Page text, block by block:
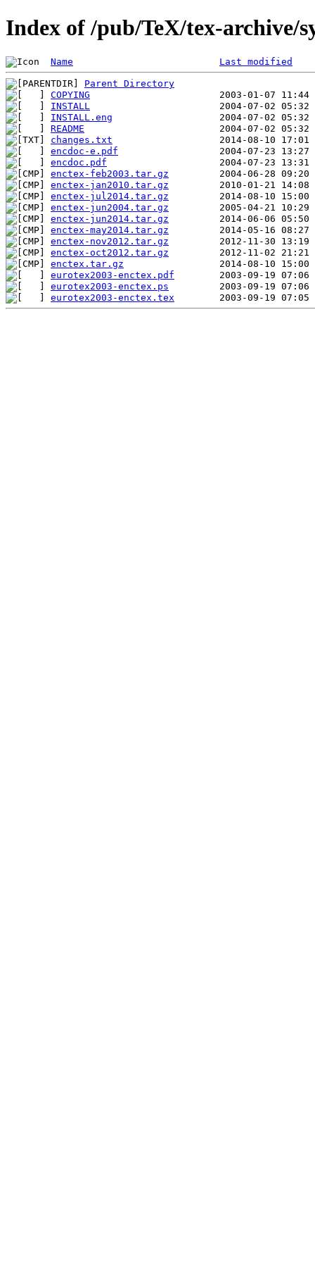
Index of /pub/TeX/tex-archive/
Name Last modified
Parent Directory
COPYING
INSTALL
INSTALL.eng
README
changes.txt
encdoc-e.pdf
encdoc.pdf
enctex-feb2003.tar.gz
enctex-jan2010.tar.gz
enctex-jul2014.tar.gz
enctex-jun2004.tar.gz
enctex-jun2014.tar.gz
enctex-may2014.tar.gz
enctex-nov2012.tar.gz
enctex-oct2012.tar.gz
enctex.tar.gz
eurotex2003-enctex.pdf
eurotex2003-enctex.ps
eurotex2003-enctex.tex